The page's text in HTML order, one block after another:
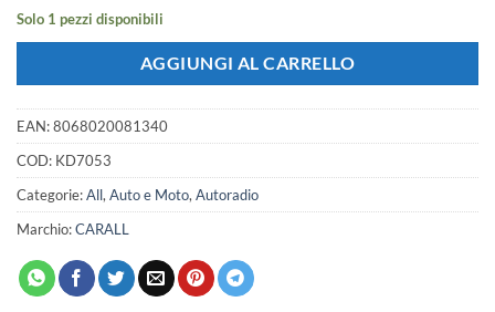
238,00 €.
Solo 1 pezzi disponibili
AGGIUNGI AL CARRELLO
EAN:8068020081340
COD: KD7053
Categorie:All, Auto e Moto, Autoradio
Marchio:CARALL